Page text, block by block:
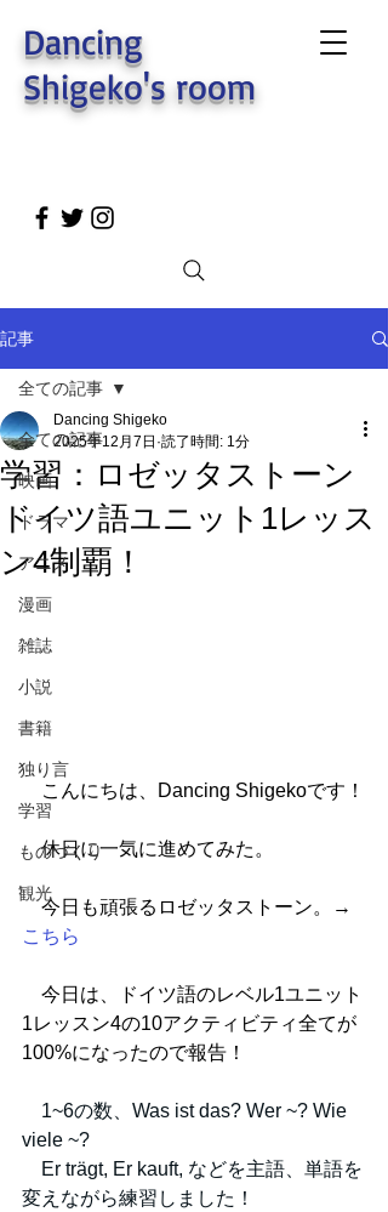
Dancing
Shigeko's room
記事
全ての記事
映画
ドラマ
アニメ
漫画
雑誌
小説
書籍
独り言
学習
ものづくり
観光
全ての記事
学習：ロゼッタストーン
ドイツ語ユニット1レッス
ン4制覇！
Dancing Shigeko
2025年12月7日 読了時間: 1分
こんにちは、Dancing Shigekoです！
休日に一気に進めてみた。
今日も頑張るロゼッタストーン。→
こちら
今日は、ドイツ語のレベル1ユニット
1レッスン4の10アクティビティ全てが
100%になったので報告！
1~6の数、Was ist das? Wer ~? Wie
viele ~?
Er trägt, Er kauft, などを主語、単語を
変えながら練習しました！